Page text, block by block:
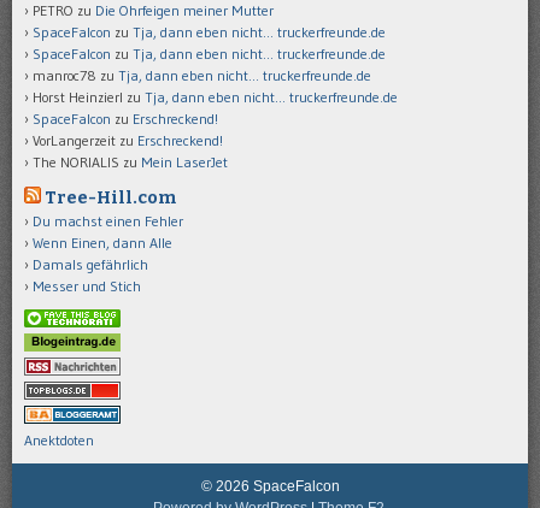
PETRO zu Die Ohrfeigen meiner Mutter
SpaceFalcon zu Tja, dann eben nicht… truckerfreunde.de
SpaceFalcon zu Tja, dann eben nicht… truckerfreunde.de
manroc78 zu Tja, dann eben nicht… truckerfreunde.de
Horst Heinzierl zu Tja, dann eben nicht… truckerfreunde.de
SpaceFalcon zu Erschreckend!
VorLangerzeit zu Erschreckend!
The NORIALIS zu Mein LaserJet
Tree-Hill.com
Du machst einen Fehler
Wenn Einen, dann Alle
Damals gefährlich
Messer und Stich
Anektdoten
© 2026 SpaceFalcon